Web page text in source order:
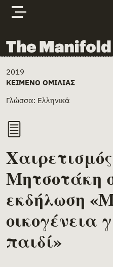
Skip to content
The Manifold Files
Main Page
2019
ΚΕΊΜΕΝΟ ΟΜΙΛΊΑΣ
Γλώσσα: Ελληνικά
Μητσοτάκη
εκδήλωση
οικογένεια
παιδί»